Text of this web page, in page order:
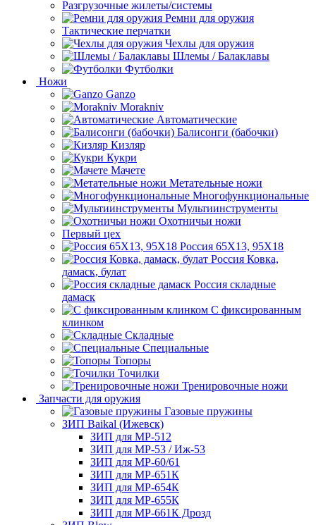
Разгрузочные жилеты/системы
Ремни для оружия
Тактические перчатки
Чехлы для оружия
Шлемы / Балаклавы
Футболки
Ножи
Ganzo
Morakniv
Автоматические
Балисонги (бабочки)
Кизляр
Кукри
Мачете
Метательные ножи
Многофункциональные
Мультиинструменты
Охотничьи ножи
Первый цех
Россия 65Х13, 95Х18
Россия Ковка,
дамаск, булат
Россия складные
дамаск
С фиксированным
клинком
Складные
Специальные
Топоры
Точилки
Тренировочные ножи
Запчасти для оружия
Газовые пружины
ЗИП Baikal (Ижевск)
ЗИП для МР-512
ЗИП для МР-53 / Иж-53
ЗИП для МР-60/61
ЗИП для МР-651К
ЗИП для МР-654К
ЗИП для МР-655К
ЗИП для МР-661К Дрозд